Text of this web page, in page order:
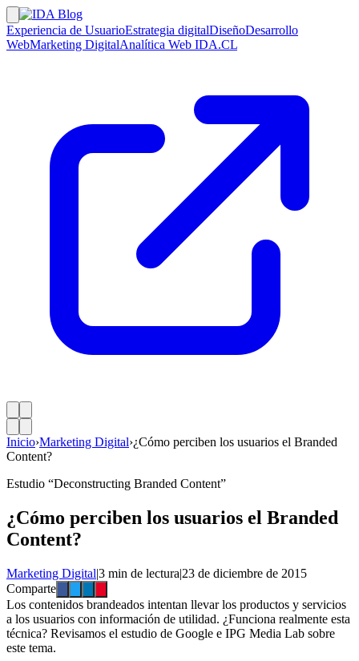
Experiencia de UsuarioEstrategia digitalDiseñoDesarrollo
WebMarketing DigitalAnalítica Web IDA.CL
Inicio›Marketing Digital›¿Cómo perciben los usuarios el Branded
Content?
Estudio “Deconstructing Branded Content”
¿Cómo perciben los usuarios el Branded
Content?
Marketing Digital|3 min de lectura|23 de diciembre de 2015
Comparte
Los contenidos brandeados intentan llevar los productos y servicios
a los usuarios con información de utilidad. ¿Funciona realmente esta
técnica? Revisamos el estudio de Google e IPG Media Lab sobre
este tema.